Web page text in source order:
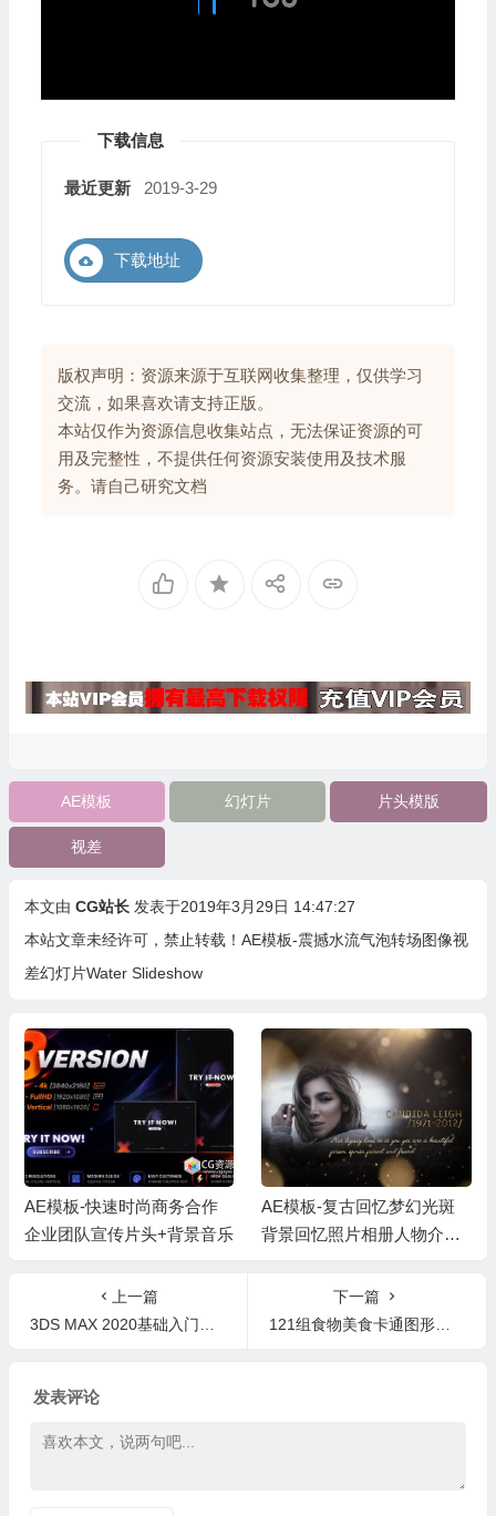
下载信息
最近更新 2019-3-29
下载地址
版权声明：资源来源于互联网收集整理，仅供学习
交流，如果喜欢请支持正版。
本站仅作为资源信息收集站点，无法保证资源的可
用及完整性，不提供任何资源安装使用及技术服
务。请自己研究文档
AE模板 幻灯片 片头模版
视差
本文由 CG站长 发表于2019年3月29日 14:47:27
本站文章未经许可，禁止转载！ AE模板-震撼水流气泡转场图像视
差幻灯片Water Slideshow
AE模板-快速时尚商务合作
企业团队宣传片头+背景音乐
AE模板-复古回忆梦幻光斑
背景回忆照片相册人物介绍
上一篇
3DS MAX 2020基础入门教程+英文字幕
下一篇
121组食物美食卡通图形动画转场背景包装视频素材
发表评论